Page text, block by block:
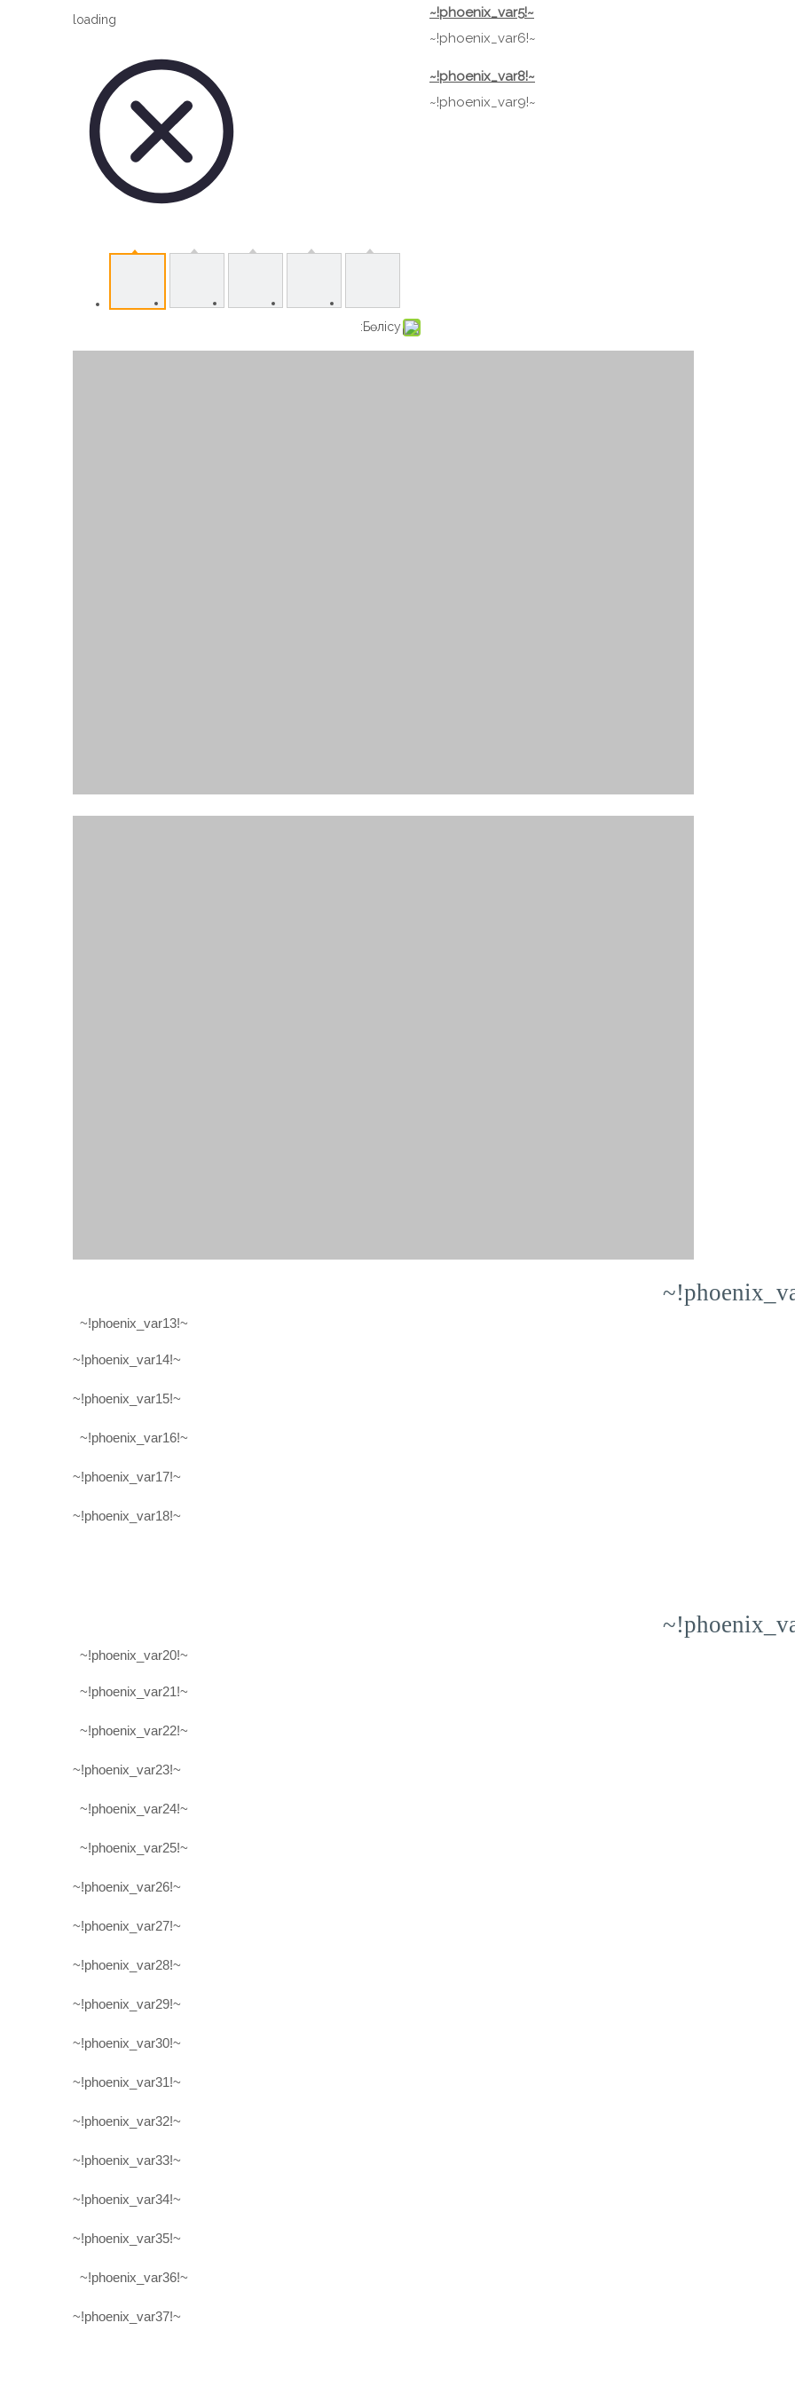
loading
Бөлісу:
~!phoenix_var5!~
~!phoenix_var6!~
~!phoenix_var8!~
~!phoenix_var9!~
~!phoenix_var13!~
~!phoenix_var14!~
~!phoenix_var15!~
~!phoenix_var16!~
~!phoenix_var17!~
~!phoenix_var18!~
~!phoenix_var20!~
~!phoenix_var21!~
~!phoenix_var22!~
~!phoenix_var23!~
~!phoenix_var24!~
~!phoenix_var25!~
~!phoenix_var26!~
~!phoenix_var27!~
~!phoenix_var28!~
~!phoenix_var29!~
~!phoenix_var30!~
~!phoenix_var31!~
~!phoenix_var32!~
~!phoenix_var33!~
~!phoenix_var34!~
~!phoenix_var35!~
~!phoenix_var36!~
~!phoenix_var37!~